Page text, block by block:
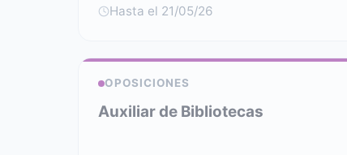
Hasta el 21/05/26
OPOSICIONES
Auxiliar de Bibliotecas